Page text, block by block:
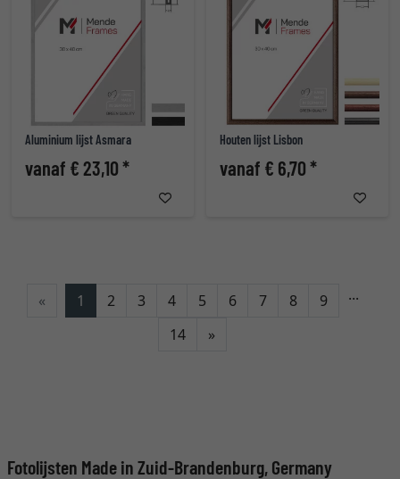
Aluminium lijst Asmara
vanaf € 23,10 *
Houten lijst Lisbon
vanaf € 6,70 *
« 1 2 3 4 5 6 7 8 9 ...
14 »Verder
Fotolijsten Made in Zuid-Brandenburg, Germany